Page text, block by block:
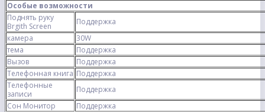
Особые возможности
Поднять руку
Brgith Screen
Поддержка
камера
30W
тема
Поддержка
Вызов
Поддержка
Телефонная книга Поддержка
Телефонные
записи
Поддержка
Сон Монитор
Поддержка